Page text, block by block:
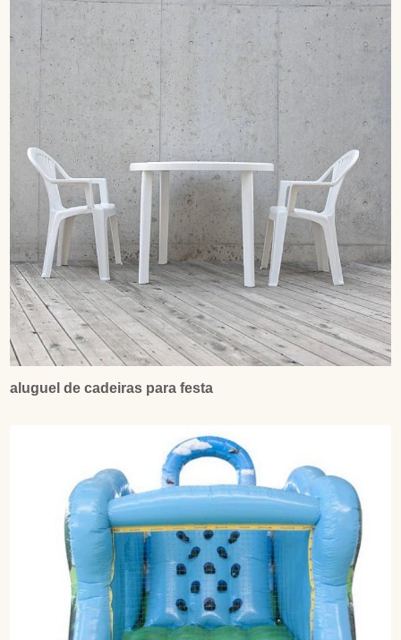
aluguel de cadeiras para festa